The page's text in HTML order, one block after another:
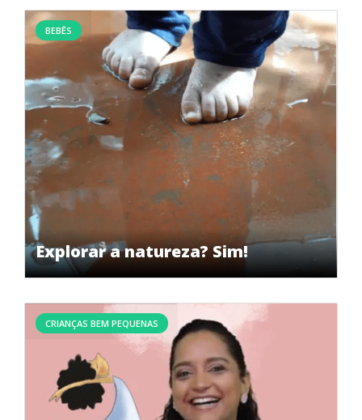
Explorar a natureza? Sim!
BEBÊS
CRIANÇAS BEM PEQUENAS